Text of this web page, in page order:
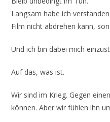
Langsam habe ich
Film nicht abdrehen kann,
Und ich bin dabei mich
Auf das, was ist.
Wir sind im Krieg. Gegen
können. Aber wir fühlen ihn